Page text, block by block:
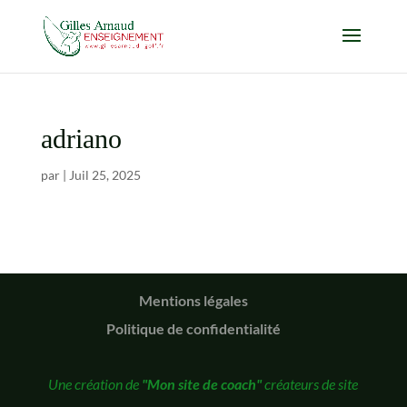
adriano
par | Juil 25, 2025
Mentions légales
Politique de confidentialité
Une création de "Mon site de coach"créateurs de site